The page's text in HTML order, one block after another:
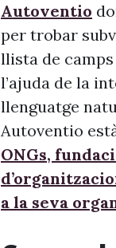
Autoventio
per trobar
llista de
l’ajuda de la
llenguatge
Autoventio
ONGs,
a la seva